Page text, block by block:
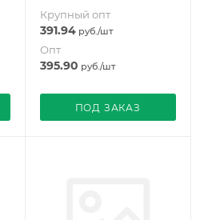
Крупный опт
391.94руб./шт
Опт
395.90 руб./шт
ПОД ЗАКАЗ